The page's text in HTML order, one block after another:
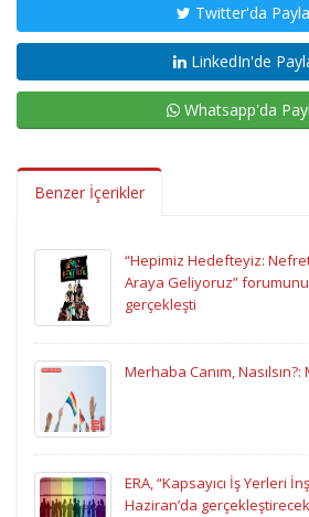
Twitter'da
LinkedIn'de
Whatsapp'da
Benzer İçerikler
“Hepimiz Hedefteyiz:
Araya Geliyoruz”
gerçekleşti
Merhaba Canım,
ERA, “Kapsayıcı İş Yerleri
Haziran’da gerçekleştirecek